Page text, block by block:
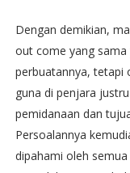
Dengan demikian,
out come yang sama
perbuatannya, tetapi
guna di penjara
pemidanaan dan
Persoalannya
dipahami oleh